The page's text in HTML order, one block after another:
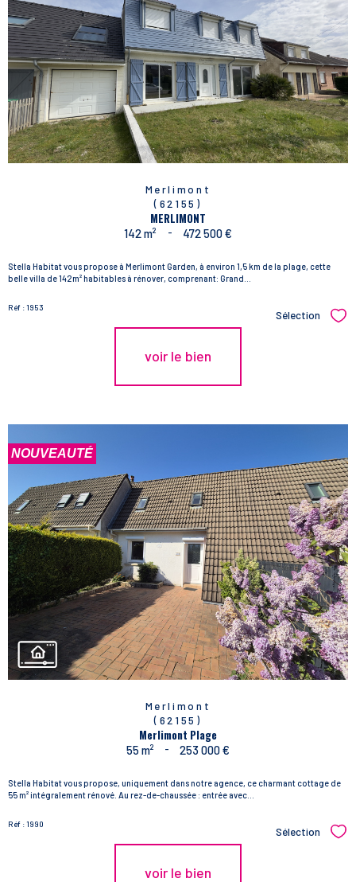
Merlimont
(62155)
MERLIMONT
142 m² - 472 500 €
Stella Habitat vous propose à Merlimont Garden, à environ 1,5 km de la plage, cette
belle villa de 142m² habitables à rénover, comprenant: Grand...
Réf : 1953
Sélection
voir le bien
NOUVEAUTÉ
Merlimont
(62155)
Merlimont Plage
55 m² - 253 000 €
Stella Habitat vous propose, uniquement dans notre agence, ce charmant cottage de
55 m² intégralement rénové. Au rez-de-chaussée : entrée avec...
Réf : 1990
Sélection
voir le bien